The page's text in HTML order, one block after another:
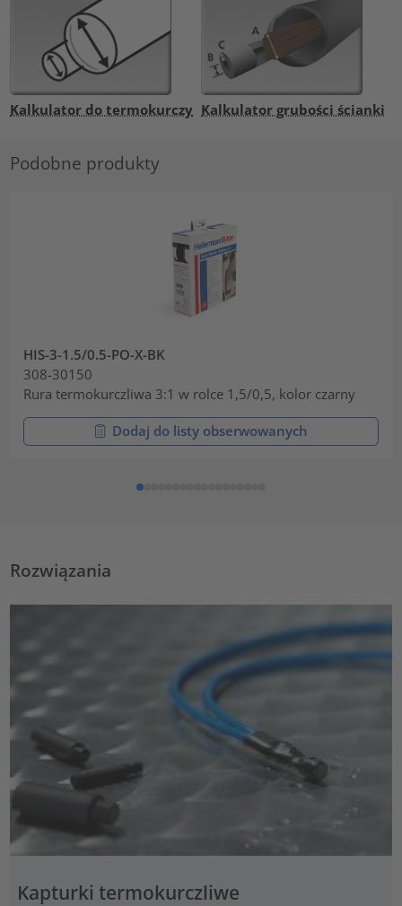
Kalkulator do termokurczy Kalkulator grubości ścianki
Podobne produkty
HIS-3-1.5/0.5-PO-X-BK
308-30150
Rura termokurczliwa 3:1 w rolce 1,5/0,5, kolor czarny
Dodaj do listy obserwowanych
Rozwiązania
Kapturki termokurczliwe